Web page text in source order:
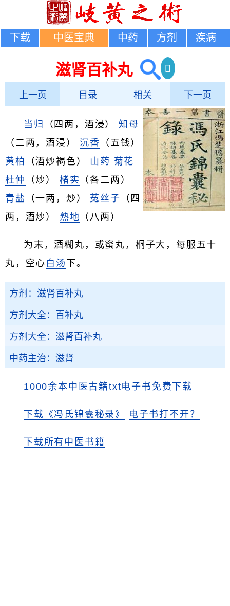
下载 中医宝典 中药 方剂 疾病
滋肾百补丸
上一页 目录 相关 下一页
当归 （四两，酒浸）知母
（二两，酒浸） 沉香
（五钱）
黄柏
（酒炒褐色） 山药 菊花
杜仲
（炒） 楮实
（各二两）
青盐
（一两，炒） 菟丝子 （四
两，酒炒） 熟地 （八两）
为末，酒糊丸，或蜜丸，桐子大，每服五十
丸，空心 白汤 下。
方剂：滋肾百补丸
方剂大全：百补丸
方剂大全：滋肾百补丸
中药主治：滋肾
1000余本中医古籍txt电子书免费下载
下载《冯氏锦囊秘录》 电子书打不开？
下载所有中医书籍